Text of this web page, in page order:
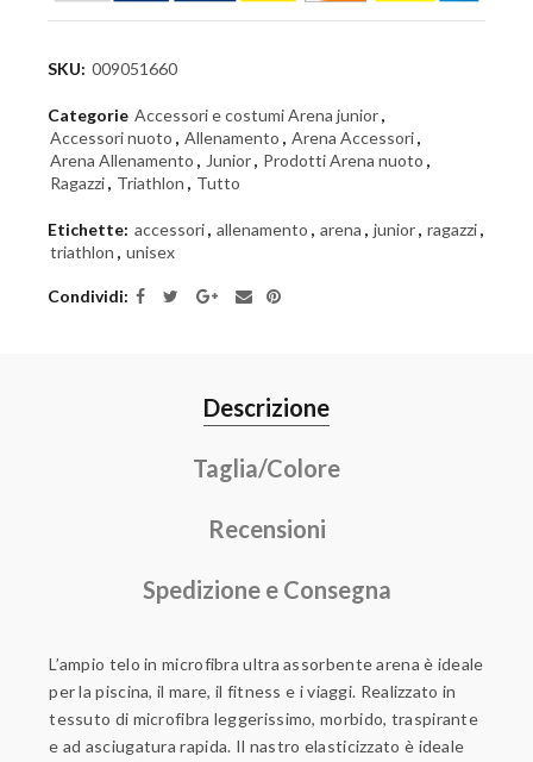
SKU: 009051660
Categorie Accessori e costumi Arena junior,
Accessori nuoto , Allenamento , Arena Accessori,
Arena Allenamento , Junior, Prodotti Arena nuoto ,
Ragazzi, Triathlon , Tutto
Etichette: accessori, allenamento , arena , junior, ragazzi,
triathlon , unisex
Condividi
Descrizione
Taglia/Colore
Recensioni
Spedizione e Consegna
L’ampio telo in microfibra ultra assorbente arena è ideale
per la piscina, il mare, il fitness e i viaggi. Realizzato in
tessuto di microfibra leggerissimo, morbido, traspirante
e ad asciugatura rapida. Il nastro elasticizzato è ideale